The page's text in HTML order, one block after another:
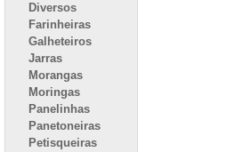
Diversos
Farinheiras
Galheteiros
Jarras
Morangas
Moringas
Panelinhas
Panetoneiras
Petisqueiras